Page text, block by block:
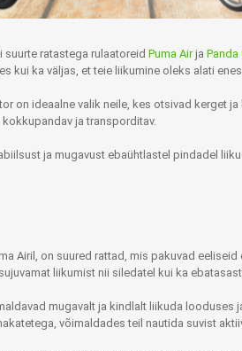
KOMMUNIKATSIOON
Pilguga juhitavad seadmed
suurte ratastega rulaatoreid Puma Airja
kui ka väljas, et teie liikumine oleks alati
on ideaalne valik neile, kes otsivad kerget
ja transporditav.
ja mugavust ebaühtlastel pindadel
Airil, on suured rattad, mis pakuvad
liikumist nii siledatel kui ka
mugavalt ja kindlalt liikuda looduses
võimaldades teil nautida suvist